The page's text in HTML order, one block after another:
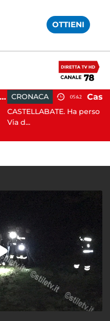
OTTIENI
05:42
Ha perso il controllo